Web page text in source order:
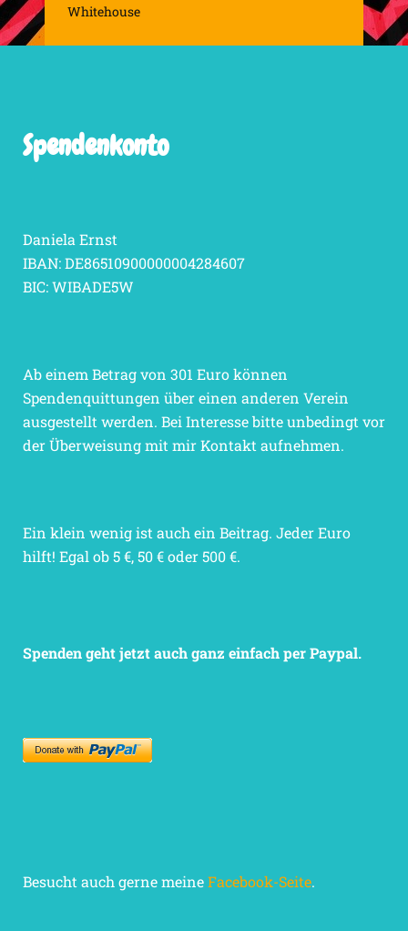
Whitehouse
Spendenkonto
Daniela Ernst
IBAN: DE86510900000004284607
BIC: WIBADE5W
Ab einem Betrag von 301 Euro können
Spendenquittungen über einen anderen Verein
ausgestellt werden. Bei Interesse bitte unbedingt vor
der Überweisung mit mir Kontakt aufnehmen.
Ein klein wenig ist auch ein Beitrag. Jeder Euro
hilft! Egal ob 5 €, 50 € oder 500 €.
Spenden geht jetzt auch ganz einfach per Paypal.
Besucht auch gerne meineFacebook-Seite.